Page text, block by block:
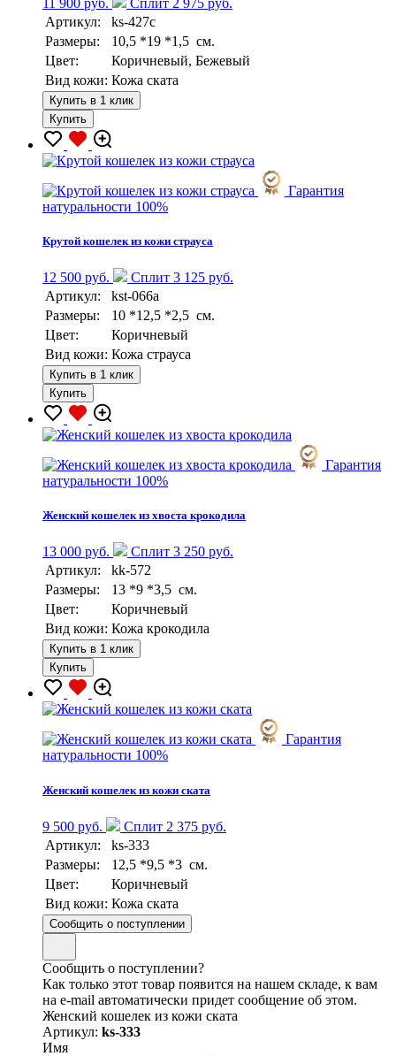
Артикул:
ks-427c
Размеры:
10,5 *19 *1,5 см.
Цвет:
Коричневый, Бежевый
Вид кожи: Кожа ската
Купить в 1 клик
Купить
Гарантия
натуральности 100%
Крутой кошелек из кожи страуса
12 500 руб.
Сплит 3 125 руб.
Артикул:
kst-066a
Размеры:
10 *12,5 *2,5 см.
Цвет:
Коричневый
Вид кожи: Кожа страуса
Купить в 1 клик
Купить
Гарантия
натуральности 100%
Женский кошелек из хвоста крокодила
13 000 руб.
Сплит 3 250 руб.
Артикул:
kk-572
Размеры:
13 *9 *3,5 см.
Цвет:
Коричневый
Вид кожи: Кожа крокодила
Купить в 1 клик
Купить
Гарантия
натуральности 100%
Женский кошелек из кожи ската
9 500 руб.
Сплит 2 375 руб.
Артикул:
ks-333
Размеры:
12,5 *9,5 *3 см.
Цвет:
Коричневый
Вид кожи: Кожа ската
Сообщить о поступлении
Сообщить о поступлении?
Как только этот товар появится на нашем складе, к вам
на e-mail автоматически придет сообщение об этом.
Женский кошелек из кожи ската
Артикул: ks-333
Имя